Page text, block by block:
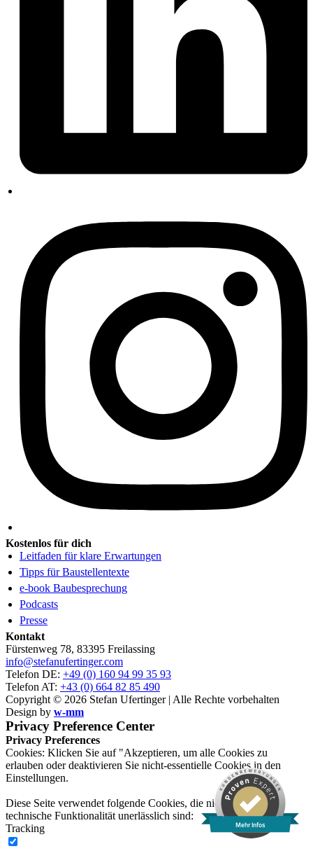
Kostenlos für dich
Leitfaden für klare Erwartungen
Tipps für Baustellentexte
e-book Baubesprechung
Podcasts
Presse
Kontakt
Fürstenweg 78, 83395 Freilassing
info@stefanufertinger.com
Telefon DE: +49 (0) 160 94 99 35 93
Telefon AT: +43 (0) 664 82 85 490
Copyright © 2026 Stefan Ufertinger | Alle Rechte vorbehalten
Design by w-mm
Privacy Preference Center
Privacy Preferences
Cookies: Klicken Sie auf "Akzeptieren, um alle Cookies zu
erlauben oder deaktivieren Sie nicht-essentielle Cookies in den
Einstellungen.
Diese Seite verwendet folgende Cookies, die nicht für ihre
technische Funktionalität unerlässlich sind:
Tracking
Mehr Infos